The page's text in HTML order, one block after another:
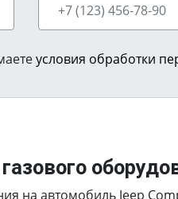
условия обработки
на автомобиль Jeep